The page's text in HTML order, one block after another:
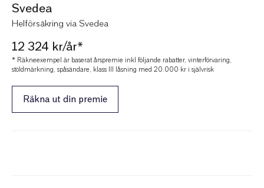
Svedea
Helförsäkring via Svedea
12 324 kr/år*
* Räkneexempel är baserat årspremie inkl följande rabatter, vinterförvaring,
stöldmärkning, spåsändare, klass III låsning med 20.000 kr i självrisk
Räkna ut din premie